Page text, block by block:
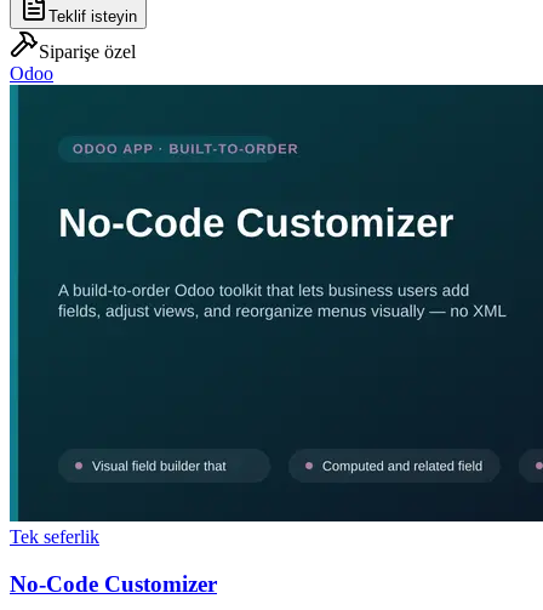
Teklif isteyin
Siparişe özel
Odoo
Tek seferlik
No-Code Customizer